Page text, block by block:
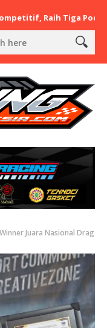
Raih Tiga Podium di
Juara Nasional Drag